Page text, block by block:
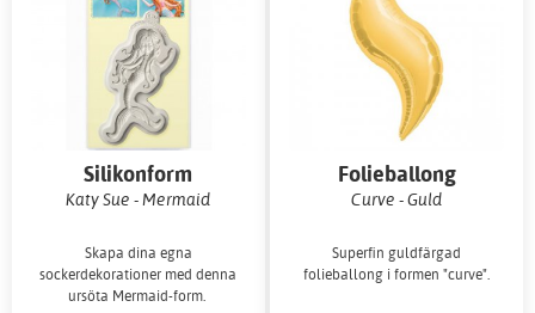
Silikonform
Katy Sue - Mermaid
Skapa dina egna
sockerdekorationer med denna
ursöta Mermaid-form.
Folieballong
Curve - Guld
Superfin guldfärgad
folieballong i formen "curve".